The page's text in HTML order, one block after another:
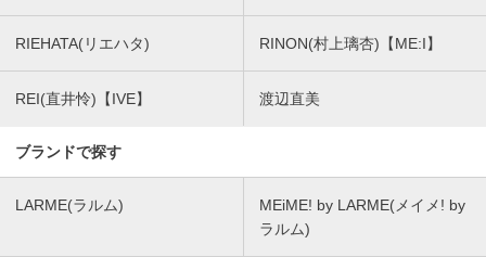
RIEHATA(リエハタ) RINON(村上璃杏)【ME:I】
REI(直井怜)【IVE】 渡辺直美
ブランドで探す
LARME(ラルム)
MEiME! by LARME(メイメ! by
ラルム)